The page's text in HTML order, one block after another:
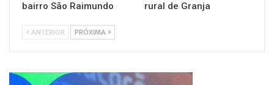
bairro São Raimundo
rural de Granja
ANTERIOR PRÓXIMA